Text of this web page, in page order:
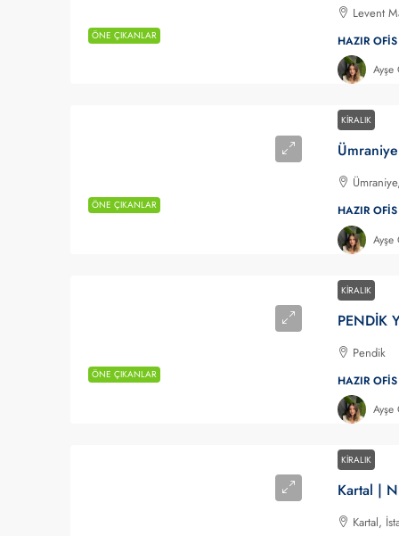
ÖNE ÇIKANLAR
Levent
HAZIR OFIS
Ayşe
ÖNE ÇIKANLAR
KIRALIK
HAZIR OFIS
Ayşe
ÖNE ÇIKANLAR
KIRALIK
Pendik
HAZIR OFIS
Ayşe
KIRALIK
Kartal,